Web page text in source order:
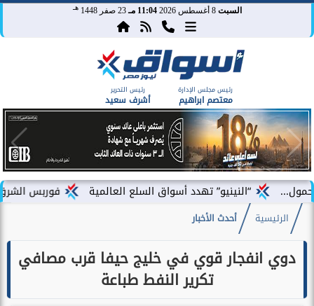
السبت 8 أغسطس 2026 11:04 مـ 23 صفر 1448 هـ
رئيس مجلس الإدارة
معتصم ابراهيم
رئيس التحرير
أشرف سعيد
فوربس الشرق الأوسط “النينيو” تهدد أسواق السلع العالمية
الرئيسية أحدث الأخبار
دوي انفجار قوي في خليج حيفا قرب مصافي
تكرير النفط طباعة